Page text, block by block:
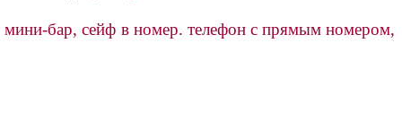
мини-бар, сейф в номер. телефон с прямым номером,